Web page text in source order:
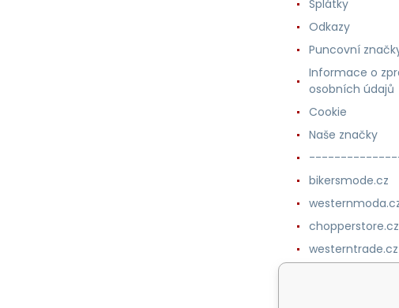
Splátky
Odkazy
Puncovní
Informace o
osobních údajů
Cookie
Naše značky
bikersmode.cz
chopperstore.cz
westerntrade.cz